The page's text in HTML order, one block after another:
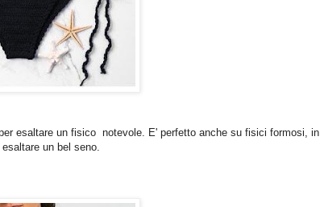
esaltare un fisico notevole. E' perfetto anche su fisici formosi, in
un bel seno.